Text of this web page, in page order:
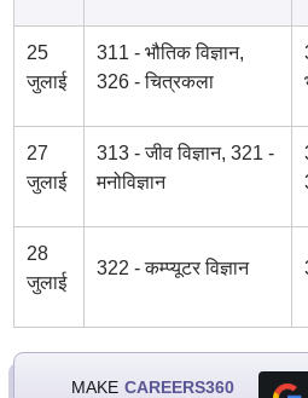
25
जुलाई
311 - भौतिक विज्ञान,
326 - चित्रकला
27
जुलाई
313 - जीव विज्ञान, 321 -
मनोविज्ञान
28
जुलाई
322 - कम्प्यूटर विज्ञान
MAKE CAREERS360